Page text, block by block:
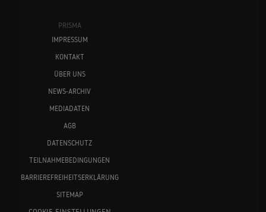
PRISMA
IMPRESSUM
KONTAKT
ÜBER UNS
NEWS-ARCHIV
MEDIADATEN
AGB
DATENSCHUTZ
TEILNAHMEBEDINGUNGEN
BARRIEREFREIHEITSERKLÄRUNG
SITEMAP